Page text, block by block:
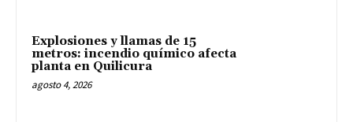
Explosiones y llamas de 15
metros: incendio químico afecta
planta en Quilicura
agosto 4, 2026